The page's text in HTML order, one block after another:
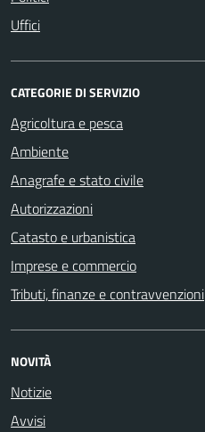
Uffici
CATEGORIE DI SERVIZIO
Agricoltura e pesca
Ambiente
Anagrafe e stato civile
Autorizzazioni
Catasto e urbanistica
Imprese e commercio
Tributi, finanze e contravvenzioni
NOVITÀ
Notizie
Avvisi